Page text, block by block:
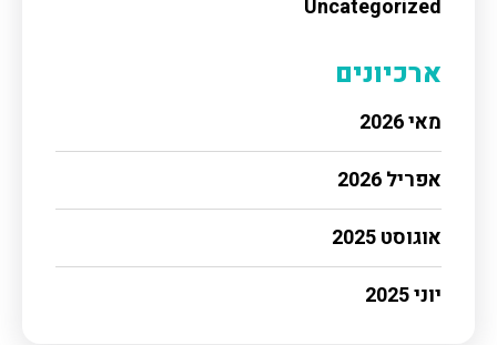
Uncategorized
ארכיונים
מאי 2026
אפריל 2026
אוגוסט 2025
יוני 2025